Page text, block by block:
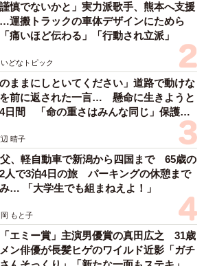
謹慎でないかと」実力派歌手、熊本へ支援
運搬トラックの車体デザインにためら
痛いほど伝わる」「行動され立派」
いどなトピック
のままにしといてください」道路で動けな
前に返された一言… 懸命に生きようと
日間 「命の重さはみんな同じ」保護団
晴子
、軽自動車で新潟から四国まで 65歳の
人で3泊4日の旅 パーキングの休憩まで
… 「大学生でも組まねえよ！」
もと子
エミー賞」主演男優賞の真田広之 31歳
ン俳優が長髪ヒゲのワイルド近影「ガチ